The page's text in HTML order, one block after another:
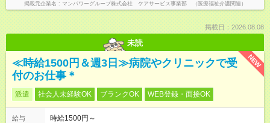
掲載元企業名 マンパワーグループ株式会社 ケアサービス事業部 （医療福祉介護関連）
掲載日：2026.08.08
未読
NEW
≪時給1500円＆週3日≫病院やクリニックで受
付のお仕事＊
派遣 社会人未経験OK ブランクOK WEB登録・面接OK
給与
時給1500円～